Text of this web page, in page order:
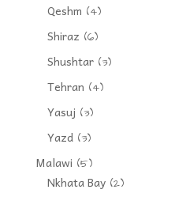
Qeshm (4)
Shiraz (6)
Shushtar(3)
Tehran (4)
Yasuj (3)
Yazd(3)
Malawi (5)
Nkhata Bay(2)